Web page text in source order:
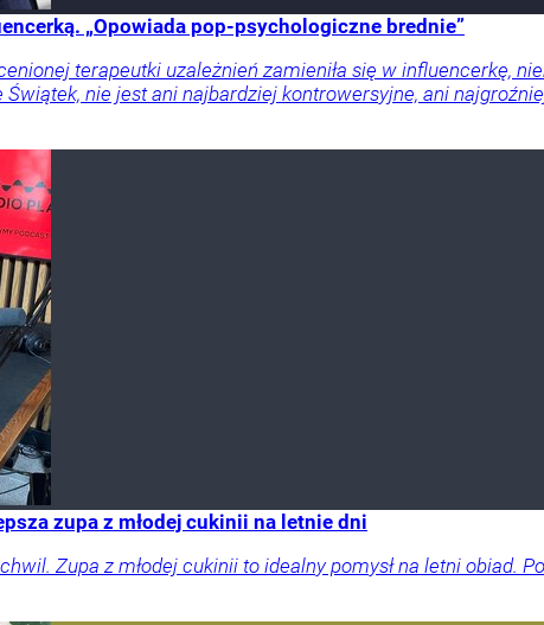
„Opowiada pop-psychologiczne brednie”
terapeutki uzależnień zamieniła się w influencerkę,
Świątek, nie jest ani najbardziej kontrowersyjne, ani
zupa z młodej cukinii na letnie dni
Zupa z młodej cukinii to idealny pomysł na letni obiad.